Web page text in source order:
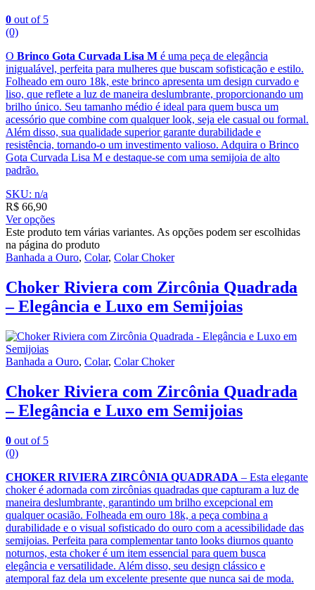
0 out of 5
(0)
O Brinco Gota Curvada Lisa M é uma peça de elegância
inigualável, perfeita para mulheres que buscam sofisticação e estilo.
Folheado em ouro 18k, este brinco apresenta um design curvado e
liso, que reflete a luz de maneira deslumbrante, proporcionando um
brilho único. Seu tamanho médio é ideal para quem busca um
acessório que combine com qualquer look, seja ele casual ou formal.
Além disso, sua qualidade superior garante durabilidade e
resistência, tornando-o um investimento valioso. Adquira o Brinco
Gota Curvada Lisa M e destaque-se com uma semijoia de alto
padrão.
SKU: n/a
R$ 66,90
Ver opções
Este produto tem várias variantes. As opções podem ser escolhidas
na página do produto
Banhada a Ouro, Colar, Colar Choker
Choker Riviera com Zircônia Quadrada
– Elegância e Luxo em Semijoias
Banhada a Ouro, Colar, Colar Choker
Choker Riviera com Zircônia Quadrada
– Elegância e Luxo em Semijoias
0 out of 5
(0)
CHOKER RIVIERA ZIRCÔNIA QUADRADA – Esta elegante
choker é adornada com zircônias quadradas que capturam a luz de
maneira deslumbrante, garantindo um brilho excepcional em
qualquer ocasião. Folheada em ouro 18k, a peça combina a
durabilidade e o visual sofisticado do ouro com a acessibilidade das
semijoias. Perfeita para complementar tanto looks diurnos quanto
noturnos, esta choker é um item essencial para quem busca
elegância e versatilidade. Além disso, seu design clássico e
atemporal faz dela um excelente presente que nunca sai de moda.